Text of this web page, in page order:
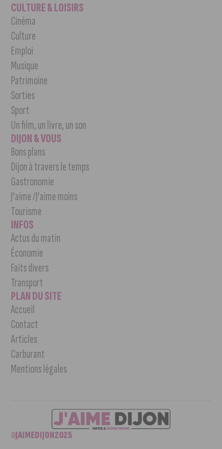
CULTURE & LOISIRS
Cinéma
Culture
Emploi
Musique
Patrimoine
Sorties
Sport
Un film, un livre, un son
DIJON & VOUS
Bons plans
Dijon à travers le temps
Gastronomie
J’aime /J’aime moins
Tourisme
INFOS
Actus du matin
Économie
Faits divers
Transport
PLAN DU SITE
Accueil
Contact
Articles
Carburant
Mentions légales
©JAIMEDIJON2025